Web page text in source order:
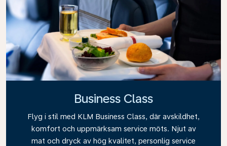
Business Class
Flyg i stil med KLM Business Class, där avskildhet,
komfort och uppmärksam service möts. Njut av
mat och dryck av hög kvalitet, personlig service